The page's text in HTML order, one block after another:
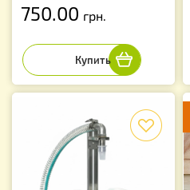
750.00 грн.